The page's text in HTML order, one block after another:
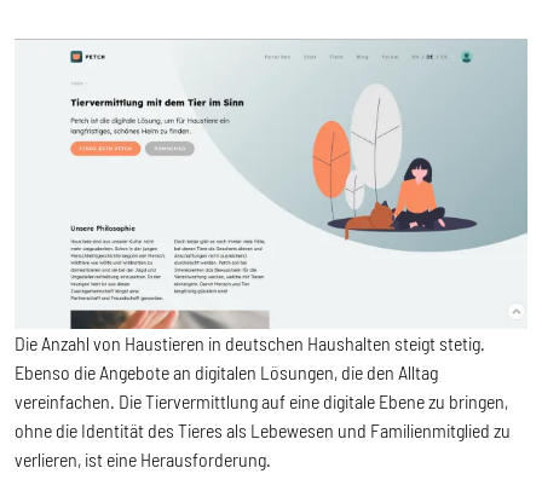
Die Anzahl von Haustieren in deutschen Haushalten steigt stetig.
Ebenso die Angebote an digitalen Lösungen, die den Alltag
vereinfachen. Die Tiervermittlung auf eine digitale Ebene zu bringen,
ohne die Identität des Tieres als Lebewesen und Familienmitglied zu
verlieren, ist eine Herausforderung.